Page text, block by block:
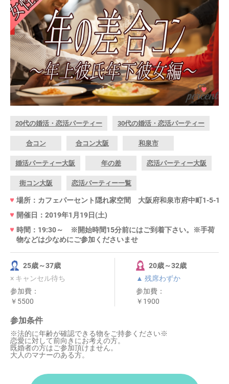
20代の婚活・恋活パーティー 30代の婚活・恋活パーティー
合コン 合コン大阪 和泉市
婚活パーティー大阪 年の差 恋活パーティー大阪
街コン大阪 恋活パーティー一覧
場所：カフェパーセント隠れ家空間 大阪府和泉市府中町1-5-14
開催日：2019年1月19日(土)
時間：19:30～ ※開始時間15分前にはご到着下さい。※手荷
物などは少なめにご参加くださいませ
25歳～37歳
× キャンセル待ち
参加費：
￥5500
20歳～32歳
▲ 残席わずか
参加費：
￥1900
参加条件
※法的に年齢が確認できる物をご持参ください※
恋愛に対して前向きにお考えの方。
既婚者の方はご参加頂けません。
大人のマナーのある方。